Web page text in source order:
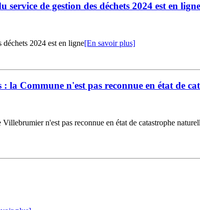
de gestion des déchets 2024 est en ligne
2024 est en ligne[En savoir plus]
: la Commune n'est pas reconnue en état de
n'est pas reconnue en état de catastrophe